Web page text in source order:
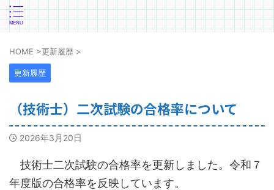
HOME >更新履歴 >
更新履歴
（技術士）二次試験の合格率について
2026年3月20日
技術士二次試験の合格率を更新しました。令和７
年度版の合格率を反映しています。